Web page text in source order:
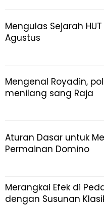
Mengulas Sejarah HUT
Agustus
Mengenal Royadin,
menilang sang Raja
Aturan Dasar untuk
Permainan Domino
Merangkai Efek di
dengan Susunan